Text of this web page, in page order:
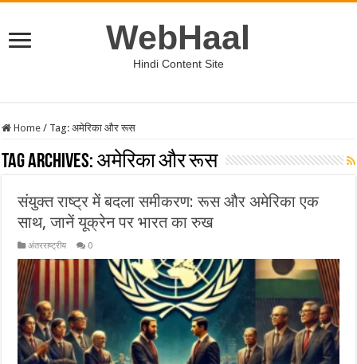
WebHaal
Hindi Content Site
Home / Tag:अमेरिका और रूस
Tag Archives:अमेरिका और रूस
संयुक्त राष्ट्र में बदला समीकरण: रूस और अमेरिका एक
साथ, जानें यूक्रेन पर भारत का रुख
अंतरराष्ट्रीय 0